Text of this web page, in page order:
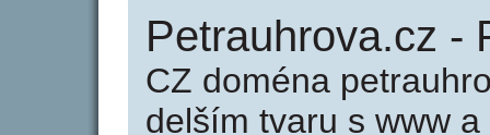
Petrauhrova.cz -
CZ doména
delším tvaru s www